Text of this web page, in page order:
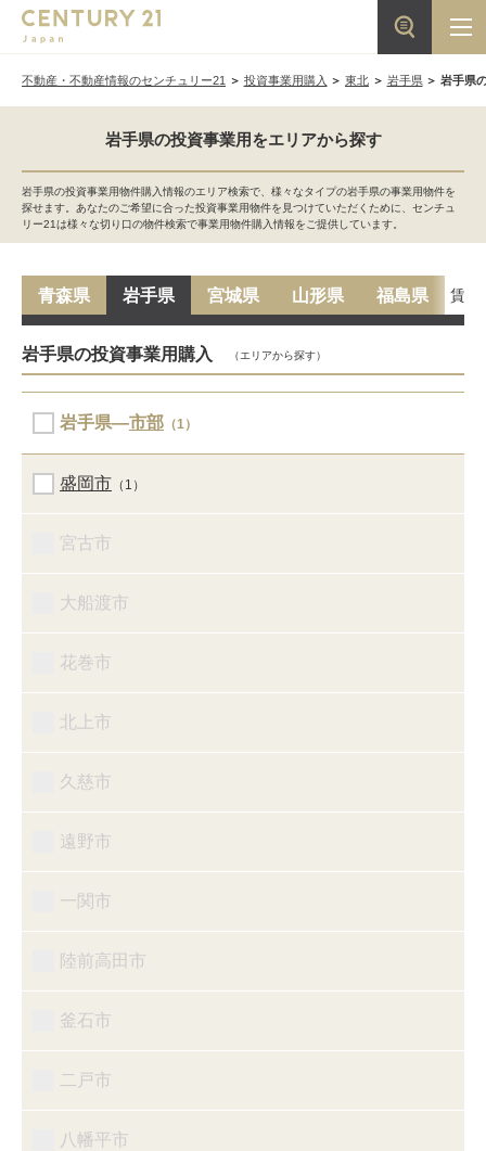
不動産・不動産情報のセンチュリー21 投資事業用購入 東北 岩手県 岩手県
岩手県の投資事業用をエリアから探す
岩手県の投資事業用物件購入情報のエリア検索で、様々なタイプの岩手県の事業用物件を
探せます。あなたのご希望に合った投資事業用物件を見つけていただくために、センチュ
リー21は様々な切り口の物件検索で事業用物件購入情報をご提供しています。
青森県 岩手県 宮城県 山形県 福島県 賃貸
岩手県の投資事業用購入 （エリアから探す）
岩手県―市部 （1）
盛岡市 （1）
宮古市
大船渡市
花巻市
北上市
久慈市
遠野市
一関市
陸前高田市
釜石市
二戸市
八幡平市